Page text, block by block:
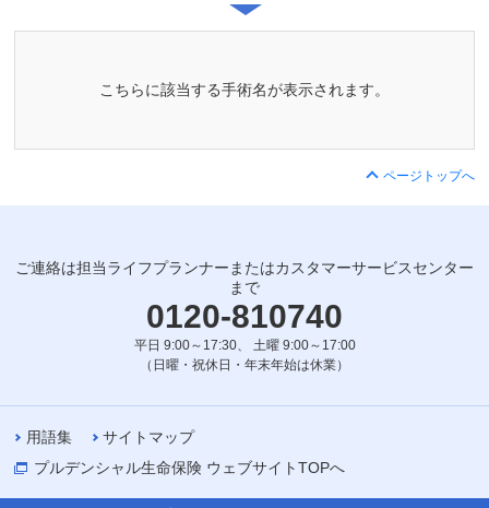
こちらに該当する手術名が表示されます。
ページトップへ
ご連絡は担当ライフプランナーまたはカスタマーサービスセンター
まで
0120-810740
平日 9:00～17:30、 土曜 9:00～17:00
（日曜・祝休日・年末年始は休業）
用語集
サイトマップ
プルデンシャル生命保険 ウェブサイトTOPへ